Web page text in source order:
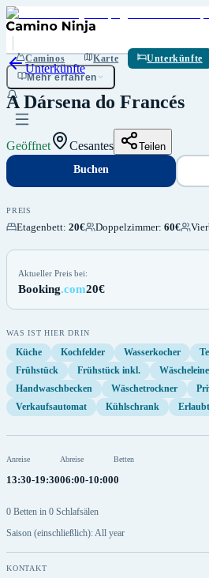
Caminos Karte Unterkünfte
Mehr erfahren
Unterkünfte
A Dársena do Francés
Geöffnet Cesantes Teilen
Buchen
Buchen
PREIS
Etagenbett: 20€ Doppelzimmer: 60€
Aktueller Preis bei:
Booking.com20€
WAS IST HIER DRIN
Küche Kochfelder Wasserkocher
Frühstück
Frühstück inkl. Wäscheleine
Handwaschbecken
Wäschetrockner
Verkaufsautomat
Kühlschrank
Anreise
13:30-19:30
Abreise
06:00-10:00
Betten
0
0 Betten in 0 Schlafsälen
Saison (einschließlich): All year
KONTAKT